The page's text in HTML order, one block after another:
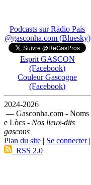
Podcasts sur Ràdio País
@gasconha.com (Bluesky)
Esprit GASCON
(Facebook)
Couleur Gascogne
(Facebook)
2024-2026
— Gasconha.com - Noms
e Lòcs - Nos lieux-dits
gascons
Plan du site | Se connecter|
RSS 2.0